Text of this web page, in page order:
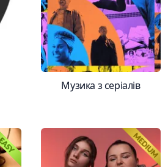
Музика з серіалів